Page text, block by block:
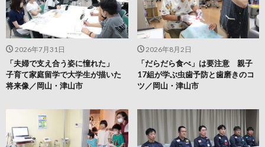
2026年8月2日
「だらだら食べ」は要注意 親子
17組が学ぶ虫歯予防と歯磨きのコ
ツ／岡山・津山市
2026年7月31日
「夫婦で支え合う姿に憧れた」
子育て家庭留学で大学生が描いた
将来像／岡山・津山市